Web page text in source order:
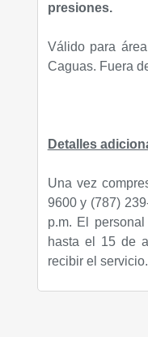
presiones.
Válido para
Caguas. Fuera
Detalles
Una vez
9600 y (787)
p.m. El
hasta el 15 de
recibir el